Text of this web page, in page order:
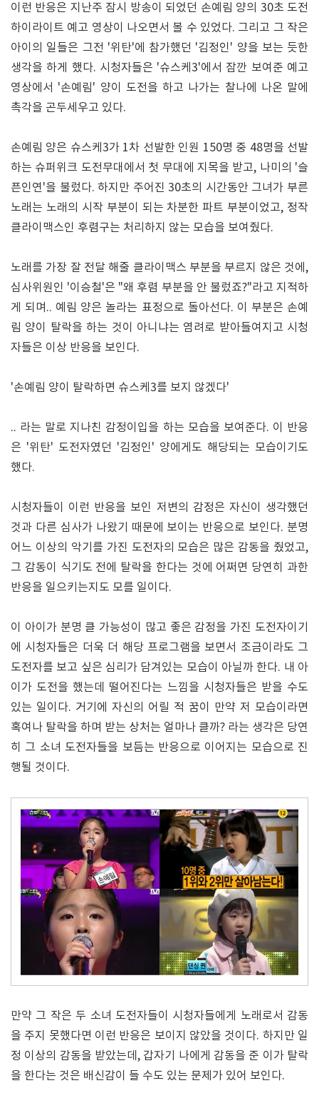
이런 반응은 지난주 잠시 방송이 되었던 손예림 양의 30초 도전
하이라이트 예고 영상이 나오면서 볼 수 있었다. 그리고 그 작은
아이의 일들은 그전 '위탄'에 참가했던 '김정인' 양을 보는 듯한
생각을 하게 했다. 시청자들은 '슈스케3'에서 잠깐 보여준 예고
영상에서 '손예림' 양이 도전을 하고 나가는 찰나에 나온 말에
촉각을 곤두세우고 있다.
손예림 양은 슈스케3가 1차 선발한 인원 150명 중 48명을 선발
하는 슈퍼위크 도전무대에서 첫 무대에 지목을 받고, 나미의 '슬
픈인연'을 불렀다. 하지만 주어진 30초의 시간동안 그녀가 부른
노래는 노래의 시작 부분이 되는 차분한 파트 부분이었고, 정작
클라이맥스인 후렴구는 처리하지 않는 모습을 보여줬다.
노래를 가장 잘 전달 해줄 클라이맥스 부분을 부르지 않은 것에,
심사위원인 '이승철'은 "왜 후렴 부분을 안 불렀죠?"라고 지적하
게 되며.. 예림 양은 놀라는 표정으로 돌아선다. 이 부분은 손예
림 양이 탈락을 하는 것이 아니냐는 염려로 받아들여지고 시청
자들은 이상 반응을 보인다.
'손예림 양이 탈락하면 슈스케3를 보지 않겠다'
.. 라는 말로 지나친 감정이입을 하는 모습을 보여준다. 이 반응
은 '위탄' 도전자였던 '김정인' 양에게도 해당되는 모습이기도
했다.
시청자들이 이런 반응을 보인 저변의 감정은 자신이 생각했던
것과 다른 심사가 나왔기 때문에 보이는 반응으로 보인다. 분명
어느 이상의 악기를 가진 도전자의 모습은 많은 감동을 줬었고,
그 감동이 식기도 전에 탈락을 한다는 것에 어쩌면 당연히 과한
반응을 일으키는지도 모를 일이다.
이 아이가 분명 클 가능성이 많고 좋은 감정을 가진 도전자이기
에 시청자들은 더욱 더 해당 프로그램을 보면서 조금이라도 그
도전자를 보고 싶은 심리가 담겨있는 모습이 아닐까 한다. 내 아
이가 도전을 했는데 떨어진다는 느낌을 시청자들은 받을 수도
있는 일이다. 거기에 자신의 어릴 적 꿈이 만약 저 모습이라면
혹여나 탈락을 하며 받는 상처는 얼마나 클까? 라는 생각은 당연
히 그 소녀 도전자들을 보듬는 반응으로 이어지는 모습으로 진
행될 것이다.
만약 그 작은 두 소녀 도전자들이 시청자들에게 노래로서 감동
을 주지 못했다면 이런 반응은 보이지 않았을 것이다. 하지만 일
정 이상의 감동을 받았는데, 갑자기 나에게 감동을 준 이가 탈락
을 한다는 것은 배신감이 들 수도 있는 문제가 있어 보인다.